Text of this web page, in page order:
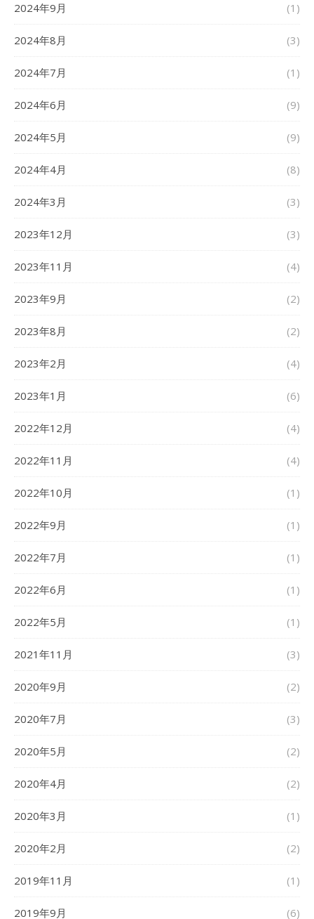
2024年9月 (1)
2024年8月 (3)
2024年7月 (1)
2024年6月 (9)
2024年5月 (9)
2024年4月 (8)
2024年3月 (3)
2023年12月 (3)
2023年11月 (4)
2023年9月 (2)
2023年8月 (2)
2023年2月 (4)
2023年1月 (6)
2022年12月 (4)
2022年11月 (4)
2022年10月 (1)
2022年9月 (1)
2022年7月 (1)
2022年6月 (1)
2022年5月 (1)
2021年11月 (3)
2020年9月 (2)
2020年7月 (3)
2020年5月 (2)
2020年4月 (2)
2020年3月 (1)
2020年2月 (2)
2019年11月 (1)
2019年9月 (6)